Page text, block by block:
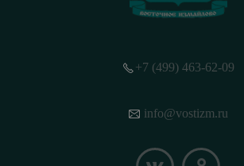
+7 (499) 463-62-09
info@vostizm.ru